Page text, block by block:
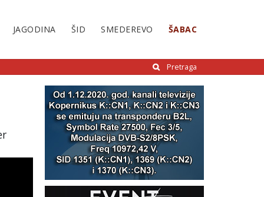
JAGODINA ŠID SMEDEREVO ŠABAC
Pretraga